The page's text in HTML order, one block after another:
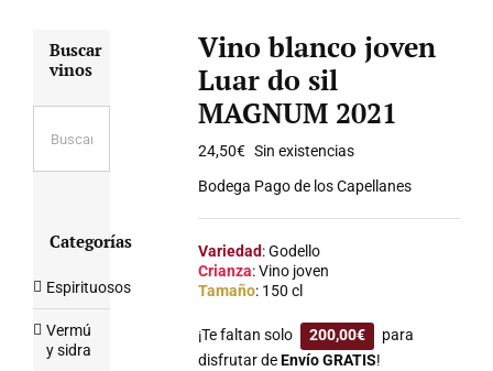
Vino blanco joven
Luar do sil
MAGNUM 2021
24,50€ Sin existencias
Bodega Pago de los Capellanes
Variedad: Godello
Crianza: Vino joven
Tamaño: 150 cl
¡Te faltan solo 200,00€
para
disfrutar deEnvío GRATIS!
Buscar
vinos
Categorías
Espirituosos
Vermú
y sidra